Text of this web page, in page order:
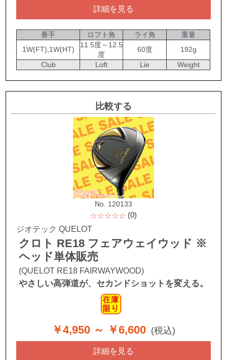
詳細を見る
番手 ロフト角 ライ角
重量
1W(FT),1W(HT)
11.5度～12.5
度
60度
192g
Club
Loft Lie Weight
比較する
No. 120133
☆☆☆☆☆ (0)
ジオテック QUELOT
クロト RE18 フェアウェイウッド ※
ヘッド単体販売
(QUELOT RE18 FAIRWAYWOOD)
やさしい高弾道が、セカンドショットを変える。
￥4,950 ～ ￥6,600 (税込)
詳細を見る